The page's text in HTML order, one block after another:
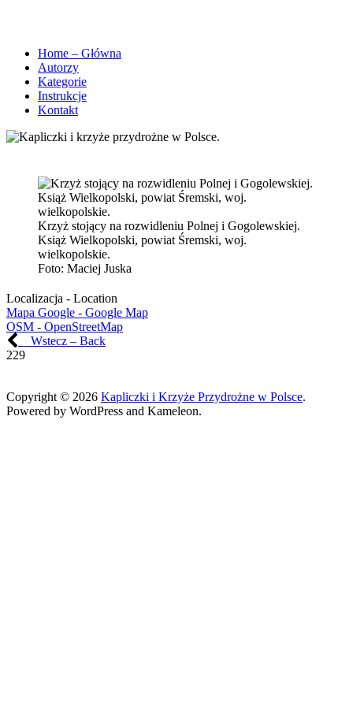
Home – Główna
Autorzy
Kategorie
Instrukcje
Kontakt
Krzyż stojący na rozwidleniu Polnej i Gogolewskiej.
Książ Wielkopolski, powiat Śremski, woj.
wielkopolskie.
Foto: Maciej Juska
Localizacja - Location
Mapa Google - Google Map
OSM - OpenStreetMap
Wstecz – Back
229
Copyright © 2026 Kapliczki i Krzyże Przydrożne w Polsce.
Powered by WordPress and Kameleon.